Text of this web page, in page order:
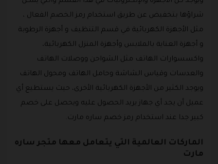
شراؤها بتخفيض عن طريق استخدام رمز الخصم الفعال ،
مثل الأجهزة الكهربائية في قسم التنظيف و أجهزة الرطوبة
و أجهزة العناية بالملابس وأجهزة المنزل الكهربائية،
واكسسوارات الهاتف مثل الشواحن ووصلات الهاتف
والعدسات وقياس الشاشة وحامل الهاتف ومحول الهاتف
ويوجد الكثير من الأجهزة الكهربائية الأخرى، حيث يستطيع أي
عميل أن يجد أي جهاز يريد الحصول عليه ويحصل على خصم
كبير جدا عند استخدام رمز خصم ساره مارت.
الماركات العالمية التي يتعامل معها متجر ساره
مارت